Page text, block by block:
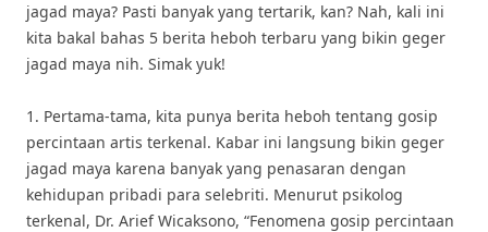
jagad maya? Pasti banyak yang tertarik, kan? Nah, kali ini
kita bakal bahas 5 berita heboh terbaru yang bikin geger
jagad maya nih. Simak yuk!
1. Pertama-tama, kita punya berita heboh tentang gosip
percintaan artis terkenal. Kabar ini langsung bikin geger
jagad maya karena banyak yang penasaran dengan
kehidupan pribadi para selebriti. Menurut psikolog
terkenal, Dr. Arief Wicaksono, “Fenomena gosip percintaan